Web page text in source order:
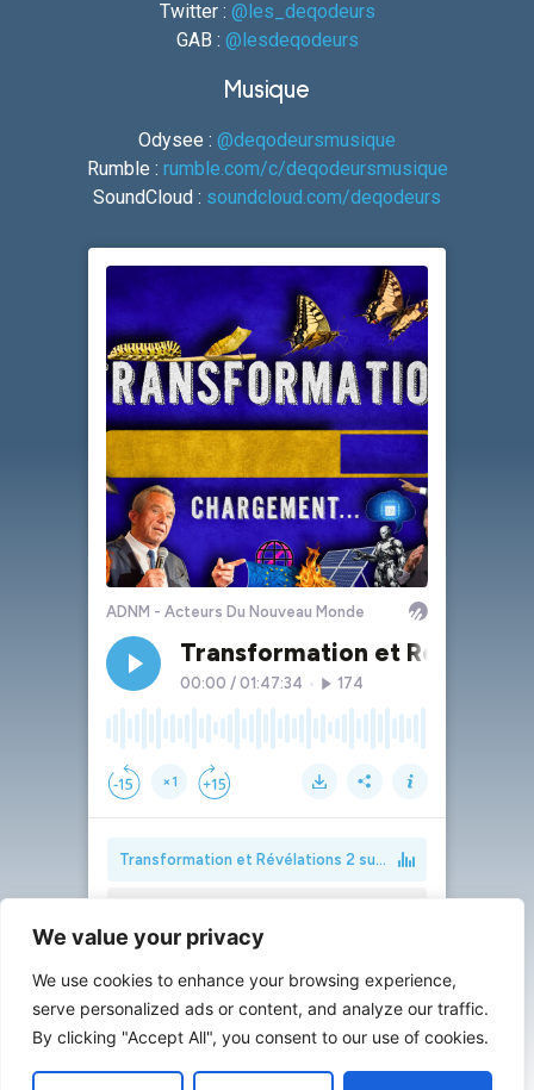
We value your privacy
We use cookies to enhance your browsing experience,
serve personalized ads or content, and analyze our traffic.
By clicking "Accept All", you consent to our use of cookies.
Twitter : @les_deqodeurs
GAB : @lesdeqodeurs
Musique
Odysee : @deqodeursmusique
Rumble : rumble.com/c/deqodeursmusique
SoundCloud : soundcloud.com/deqodeurs